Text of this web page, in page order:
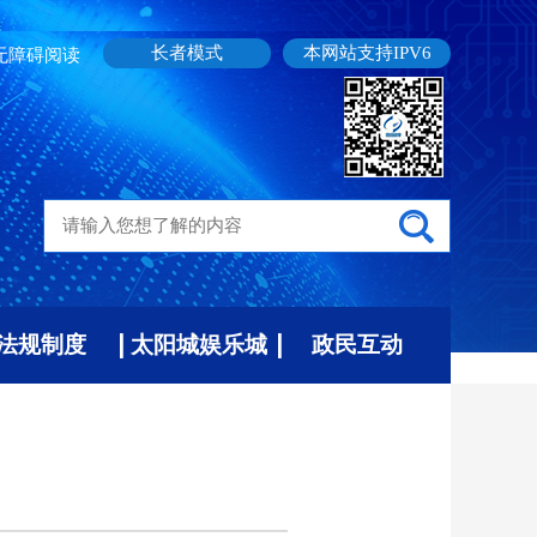
本网站支持IPV6
长者模式
障碍阅读
规制度 太阳城娱乐城 政民互动